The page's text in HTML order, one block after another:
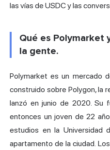
las vías de USDC y las
Qué es Polymarket
la gente.
Polymarket es un mercado
construido sobre Polygon, la
lanzó en junio de 2020. Su
entonces un joven de 22
estudios en la Universidad
apartamento de la ciudad.